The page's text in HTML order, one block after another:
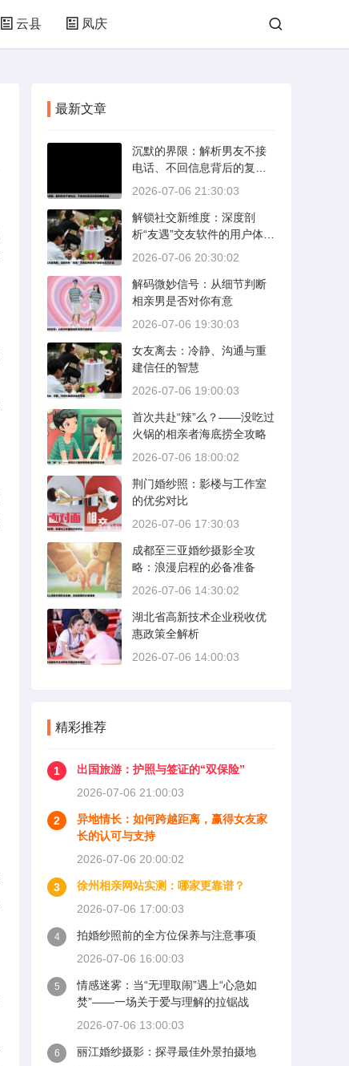
云县 凤庆
最新文章
沉默的界限：解析男友不接
电话、不回信息背后的复杂
情感动态
2026-07-06 21:30:03
解锁社交新维度：深度剖
析“友遇”交友软件的用户体验
与社交价值
2026-07-06 20:30:02
解码微妙信号：从细节判断
相亲男是否对你有意
2026-07-06 19:30:03
女友离去：冷静、沟通与重
建信任的智慧
2026-07-06 19:00:03
首次共赴“辣”么？——没吃过
火锅的相亲者海底捞全攻略
2026-07-06 18:00:02
荆门婚纱照：影楼与工作室
的优劣对比
2026-07-06 17:30:03
成都至三亚婚纱摄影全攻
略：浪漫启程的必备准备
2026-07-06 14:30:02
湖北省高新技术企业税收优
惠政策全解析
2026-07-06 14:00:03
精彩推荐
1
出国旅游：护照与签证的“双保险”
2026-07-06 21:00:03
2
异地情长：如何跨越距离，赢得女友家
长的认可与支持
2026-07-06 20:00:02
3
徐州相亲网站实测：哪家更靠谱？
2026-07-06 17:00:03
4
拍婚纱照前的全方位保养与注意事项
2026-07-06 16:00:03
5
情感迷雾：当“无理取闹”遇上“心急如
焚”——一场关于爱与理解的拉锯战
2026-07-06 13:00:03
6
丽江婚纱摄影：探寻最佳外景拍摄地